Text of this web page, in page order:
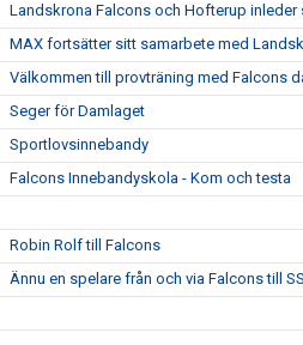
Landskrona Falcons och Hofterup inleder
MAX fortsätter sitt samarbete med
Välkommen till provträning med Falcons
Seger för Damlaget
Sportlovsinnebandy
Falcons Innebandyskola - Kom och testa
Robin Rolf till Falcons
Ännu en spelare från och via Falcons till